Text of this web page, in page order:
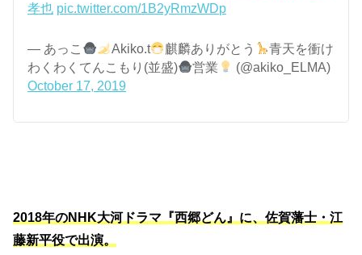
孝也 pic.twitter.com/1B2yRmzWDp
— あっこ Akiko.t 麒麟ありがとう
青天を衝け
わくわくてんこもり(並盛)
営業
(@akiko_ELMA)
October 17, 2019
2018年のNHK大河ドラマ『西郷どん』に、佐賀藩士・江
藤新平役で出演。